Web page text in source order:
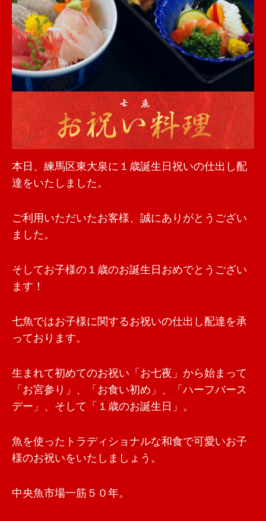
本日、練馬区東大泉に１歳誕生日祝いの仕出し配
達をいたしました。
ご利用いただいたお客様、誠にありがとうござい
ました。
そしてお子様の１歳のお誕生日おめでとうござい
ます！
七魚ではお子様に関するお祝いの仕出し配達を承
っております。
生まれて初めてのお祝い「お七夜」から始まって
「お宮参り」、「お食い初め」、「ハーフバース
デー」、そして「１歳のお誕生日」。
魚を使ったトラディショナルな和食で可愛いお子
様のお祝いをいたしましょう。
中央魚市場一筋５０年。